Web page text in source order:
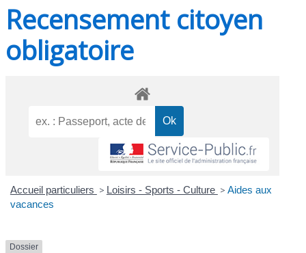
Recensement citoyen
obligatoire
Accueil particuliers > Loisirs - Sports - Culture > Aides aux
vacances
Dossier